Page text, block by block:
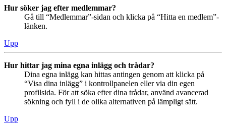
Hur söker jag efter medlemmar?
Gå till “Medlemmar”-sidan och klicka på “Hitta en medlem”-
länken.
Upp
Hur hittar jag mina egna inlägg och trådar?
Dina egna inlägg kan hittas antingen genom att klicka på
“Visa dina inlägg” i kontrollpanelen eller via din egen
profilsida. För att söka efter dina trådar, använd avancerad
sökning och fyll i de olika alternativen på lämpligt sätt.
Upp